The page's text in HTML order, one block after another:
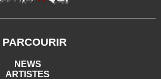
NEWS
ARTISTES